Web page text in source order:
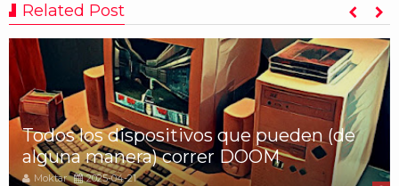
Related Post
Todos los dispositivos que pueden (de
alguna manera) correr DOOM
Moktar 2025-04-21